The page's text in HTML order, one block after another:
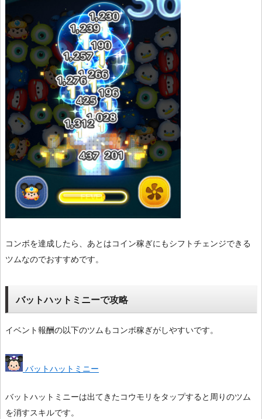
コンボを達成したら、あとはコイン稼ぎにもシフトチェンジできる
ツムなのでおすすめです。
バットハットミニーで攻略
イベント報酬の以下のツムもコンボ稼ぎがしやすいです。
バットハットミニー
バットハットミニーは出てきたコウモリをタップすると周りのツム
を消すスキルです。